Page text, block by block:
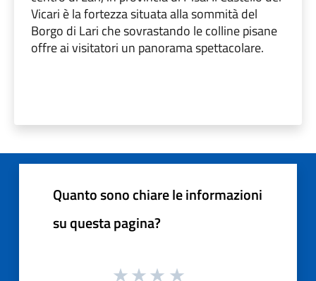
Vicari è la fortezza situata alla sommità del
Borgo di Lari che sovrastando le colline pisane
offre ai visitatori un panorama spettacolare.
Quanto sono chiare le informazioni
su questa pagina?